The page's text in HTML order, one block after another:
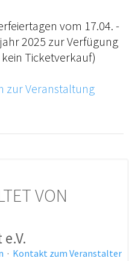
vom 17.04. -
2025 zur Verfügung
Ticketverkauf)
zur Veranstaltung
VON
· Kontakt zum Veranstalter